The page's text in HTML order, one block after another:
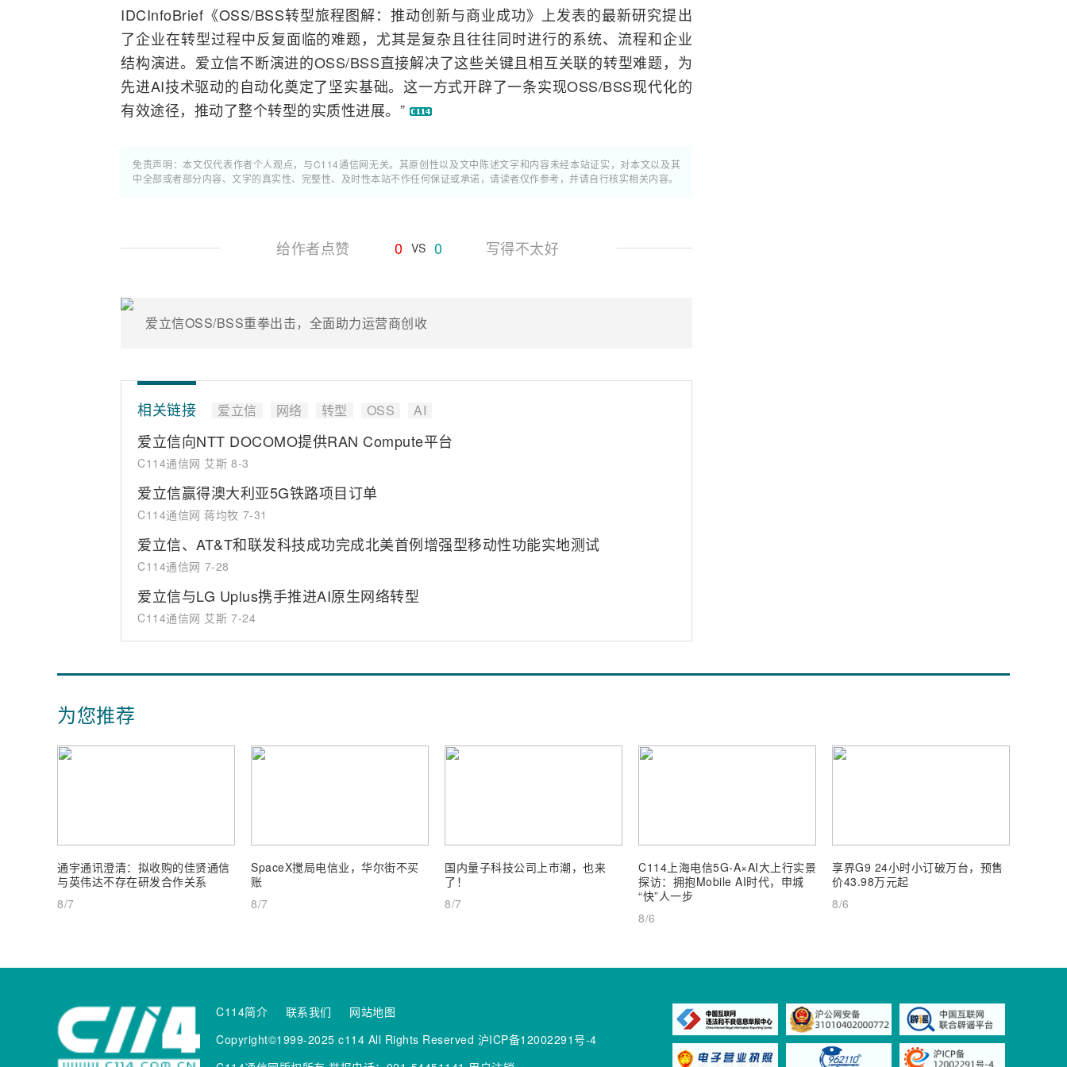
IDCInfoBrief《OSS/BSS转型旅程图解：推动创新与商业成功》上发表的最新研究提出
了企业在转型过程中反复面临的难题，尤其是复杂且往往同时进行的系统、流程和企业
结构演进。爱立信不断演进的OSS/BSS直接解决了这些关键且相互关联的转型难题，为
先进AI技术驱动的自动化奠定了坚实基础。这一方式开辟了一条实现OSS/BSS现代化的
有效途径，推动了整个转型的实质性进展。”
免责声明：本文仅代表作者个人观点，与C114通信网无关。其原创性以及文中陈述文字和内容未经本站证实，对本文以及其
中全部或者部分内容、文字的真实性、完整性、及时性本站不作任何保证或承诺，请读者仅作参考，并请自行核实相关内容。
给作者点赞 0 VS 0 写得不太好
爱立信OSS/BSS重拳出击，全面助力运营商创收
相关链接 爱立信 网络 转型 OSS AI
爱立信向NTT DOCOMO提供RAN Compute平台
C114通信网 艾斯 8-3
爱立信赢得澳大利亚5G铁路项目订单
C114通信网 蒋均牧 7-31
爱立信、AT&T和联发科技成功完成北美首例增强型移动性功能实地测试
C114通信网 7-28
爱立信与LG Uplus携手推进AI原生网络转型
C114通信网 艾斯 7-24
为您推荐
通宇通讯澄清：拟收购的佳贤通信
与英伟达不存在研发合作关系
8/7
SpaceX搅局电信业，华尔街不买
账
8/7
国内量子科技公司上市潮，也来
了！
8/7
C114上海电信5G-A×AI大上行实景
探访：拥抱Mobile AI时代，申城
“快”人一步
8/6
享界G9 24小时小订破万台，预售
价43.98万元起
8/6
C114简介 联系我们
网站地图
Copyright©1999-2025 c114 All Rights Reserved 沪ICP备12002291号-4